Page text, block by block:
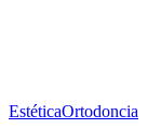
EstéticaOrtodoncia